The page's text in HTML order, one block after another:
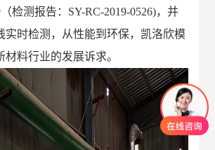
（检测报告： SY-RC-2019-0526)，并
实时检测，从性能到环保，凯洛欣模
料行业的发展诉求。